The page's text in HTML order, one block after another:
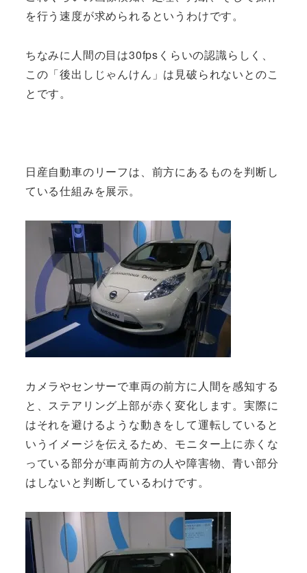
を行う速度が求められるというわけです。
ちなみに人間の目は30fpsくらいの認識らしく、
この「後出しじゃんけん」は見破られないとのこ
とです。
日産自動車のリーフは、前方にあるものを判断し
ている仕組みを展示。
カメラやセンサーで車両の前方に人間を感知する
と、ステアリング上部が赤く変化します。実際に
はそれを避けるような動きをして運転していると
いうイメージを伝えるため、モニター上に赤くな
っている部分が車両前方の人や障害物、青い部分
はしないと判断しているわけです。